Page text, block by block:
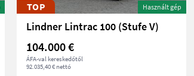
TOP Használt gép
Lindner Lintrac 100 (Stufe V)
104.000 €
ÁFA-val kereskedőtől
92.035,40 € nettó